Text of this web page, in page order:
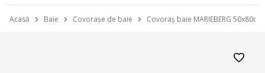
Acasă Baie Covorașe de baie Covoraș baie MARIEBERG